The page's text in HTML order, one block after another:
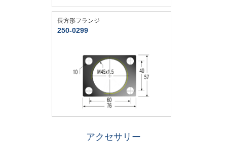
長方形フランジ
250-0299
アクセサリー